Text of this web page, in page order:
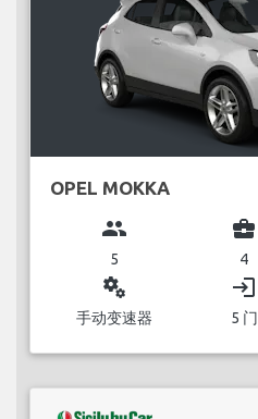
OPEL MOKKA
group
5
business_center
4
miscellaneous_services
手动变速器
login
5 门